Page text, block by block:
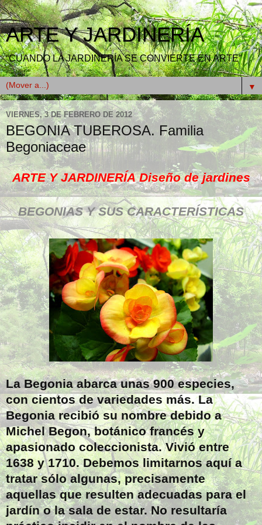
ARTE Y JARDINERÍA
“CUANDO LA JARDINERÍA SE CONVIERTE EN ARTE”
▼
VIERNES, 3 DE FEBRERO DE 2012
BEGONIA TUBEROSA. Familia
Begoniaceae
ARTE Y JARDINERÍADiseño de jardines
BEGONIAS Y SUS CARACTERÍSTICAS
La Begonia abarca unas 900 especies,
con cientos de variedades más. La
Begonia recibió su nombre debido a
Michel Begon, botánico francés y
apasionado coleccionista. Vivió entre
1638 y 1710. Debemos limitarnos aquí a
tratar sólo algunas, precisamente
aquellas que resulten adecuadas para el
jardín o la sala de estar. No resultaría